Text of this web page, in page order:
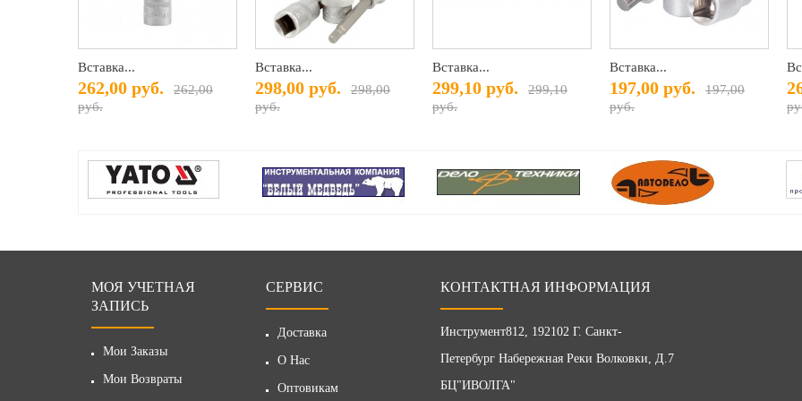
Вставка...
262,00 руб.
262,00
руб.
Вставка...
298,00 руб.
298,00
руб.
Вставка...
299,10 руб.
299,10
руб.
Вставка...
197,00 руб.
197,00
руб.
МОЯ УЧЕТНАЯ
ЗАПИСЬ
Мои Заказы
Мои Возвраты
СЕРВИС
Доставка
О Нас
Оптовикам
КОНТАКТНАЯ ИНФОРМАЦИЯ
Инструмент812, 192102 Г. Санкт-
Петербург Набережная Реки Волковки, Д.7
БЦ"ИВОЛГА"